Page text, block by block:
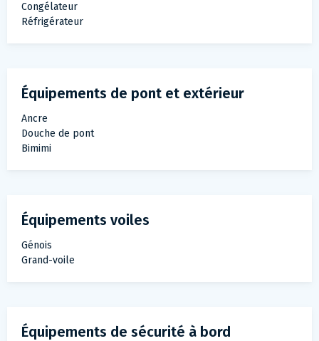
Congélateur
Réfrigérateur
Équipements de pont et extérieur
Ancre
Douche de pont
Bimimi
Équipements voiles
Génois
Grand-voile
Équipements de sécurité à bord